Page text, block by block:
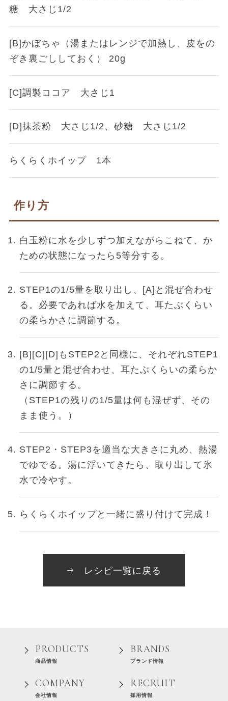
糖 大さじ1/2
[B]かぼちゃ（湯またはレンジで加熱し、皮をの
ぞき裏ごししておく） 20g
[C]調製ココア 大さじ1
[D]抹茶粉 大さじ1/2、砂糖 大さじ1/2
らくらくホイップ 1本
作り方
白玉粉に水を少しずつ加えながらこねて、か
ための状態になったら5等分する。
STEP1の1/5量を取り出し、[A]と混ぜ合わせ
る。必要であれば水を加えて、耳たぶくらい
の柔らかさに調節する。
[B][C][D]もSTEP2と同様に、それぞれSTEP1
の1/5量と混ぜ合わせ、耳たぶくらいの柔らか
さに調節する。
（STEP1の残りの1/5量は何も混ぜず、その
まま使う。）
STEP2・STEP3を適当な大きさに丸め、熱湯
でゆでる。湯に浮いてきたら、取り出して氷
水で冷やす。
らくらくホイップと一緒に盛り付けて完成！
レシピ一覧に戻る
PRODUCTS
商品情報
BRANDS
ブランド情報
COMPANY
会社情報
RECRUIT
採用情報